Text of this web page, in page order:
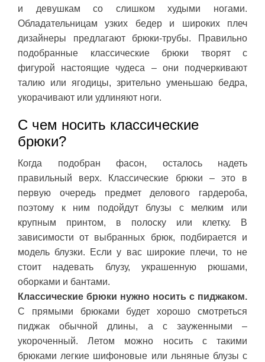
и девушкам со слишком худыми ногами.
Обладательницам узких бедер и широких плеч
дизайнеры предлагают брюки-трубы. Правильно
подобранные классические брюки творят с
фигурой настоящие чудеса – они подчеркивают
талию или ягодицы, зрительно уменьшаю бедра,
укорачивают или удлиняют ноги.
С чем носить классические
брюки?
Когда подобран фасон, осталось надеть
правильный верх. Классические брюки – это в
первую очередь предмет делового гардероба,
поэтому к ним подойдут блузы с мелким или
крупным принтом, в полоску или клетку. В
зависимости от выбранных брюк, подбирается и
модель блузки. Если у вас широкие плечи, то не
стоит надевать блузу, украшенную рюшами,
оборками и бантами.
Классические брюки нужно носить с пиджаком.
С прямыми брюками будет хорошо смотреться
пиджак обычной длины, а с зауженными –
укороченный. Летом можно носить с такими
брюками легкие шифоновые или льняные блузы с